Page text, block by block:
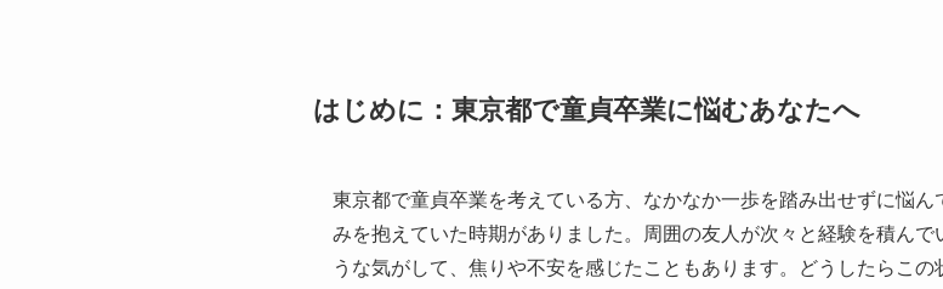
はじめに：東京都で童貞卒業に悩むあなたへ
東京都で童貞卒業を考えている方、なかなか一歩を踏み出せずに悩
みを抱えていた時期がありました。周囲の友人が次々と経験を積ん
うな気がして、焦りや不安を感じたこともあります。どうしたらこ